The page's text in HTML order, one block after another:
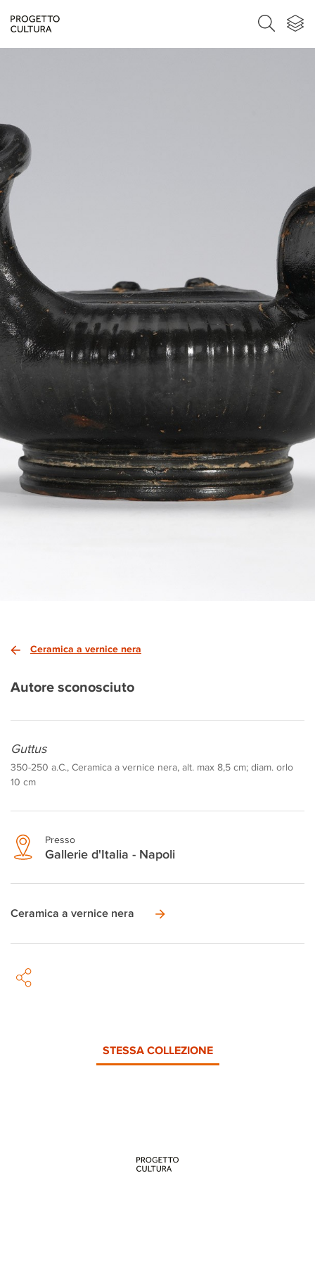
Ceramica a vernice nera
Autore sconosciuto
Guttus
350-250 a.C., Ceramica a vernice nera, alt. max 8,5 cm; diam. orlo
10 cm
Presso
Gallerie d'Italia - Napoli
Ceramica a vernice nera
STESSA COLLEZIONE